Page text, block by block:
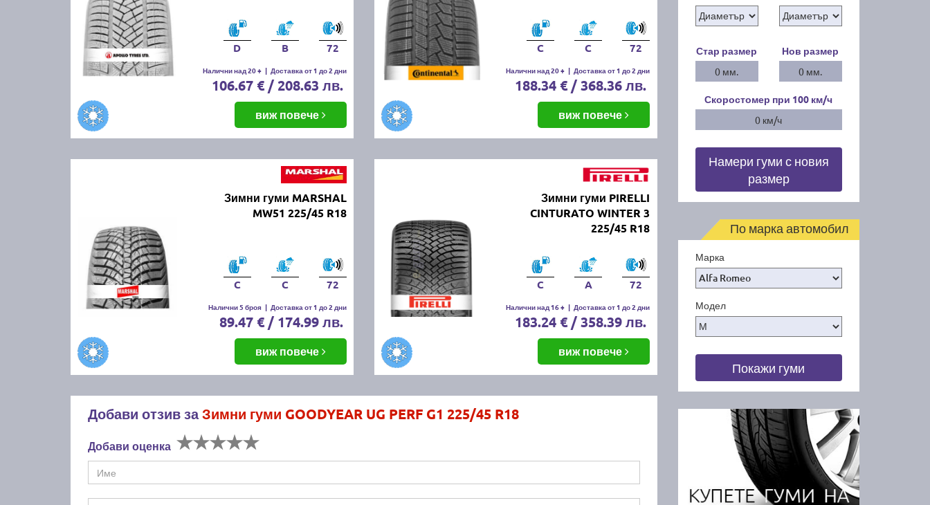
D B 72
Налични над 20 + | Доставка от 1 до 2 дни
106.67 € / 208.63 лв.
виж повече
C C 72
Налични над 20 + | Доставка от 1 до 2 дни
188.34 € / 368.36 лв.
виж повече
Зимни гуми MARSHAL
MW51 225/45 R18
C C 72
Налични 5 броя | Доставка от 1 до 2 дни
89.47 € / 174.99 лв.
виж повече
Зимни гуми PIRELLI
CINTURATO WINTER 3
225/45 R18
C A 72
Налични над 16 + | Доставка от 1 до 2 дни
183.24 € / 358.39 лв.
виж повече
Добави отзив заЗимни гуми GOODYEAR UG PERF G1 225/45 R18
Добави оценка
Стар размер
0 мм.
Нов размер
0 мм.
Скоростомер при 100 км/ч
0 км/ч
Намери гуми с новия
размер
По марка автомобил
Марка
Модел
Покажи гуми